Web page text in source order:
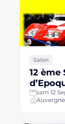
Salon
12 ème
sam 12